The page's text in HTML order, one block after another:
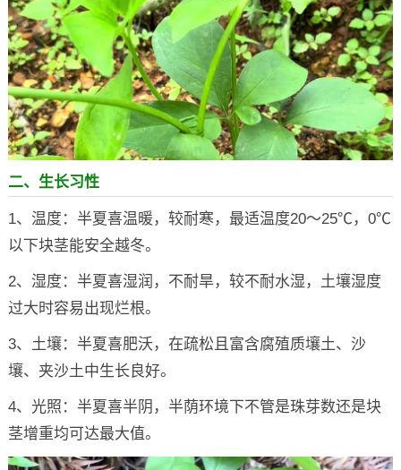
二、生长习性
1、温度：半夏喜温暖，较耐寒，最适温度20～25℃，0℃
以下块茎能安全越冬。
2、湿度：半夏喜湿润，不耐旱，较不耐水湿，土壤湿度
过大时容易出现烂根。
3、土壤：半夏喜肥沃，在疏松且富含腐殖质壤土、沙
壤、夹沙土中生长良好。
4、光照：半夏喜半阴，半荫环境下不管是珠芽数还是块
茎增重均可达最大值。